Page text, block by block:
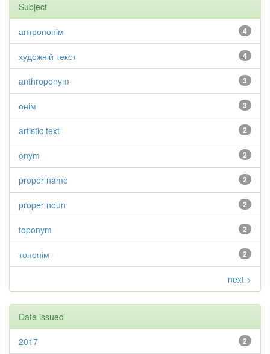
Subject
4
антропонім
4
художній текст
3
anthroponym
3
онім
2
artistic text
2
onym
2
proper name
2
proper noun
2
toponym
2
топонім
next >
Date issued
2
2017